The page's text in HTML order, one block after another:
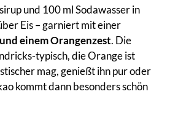
und 100 ml Sodawasser in
Eis – garniert mit einer
einem Orangenzest. Die
typisch, die Orange ist
mag, genießt ihn pur oder
kommt dann besonders schön